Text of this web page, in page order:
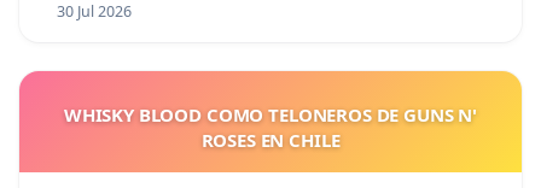
30 Jul 2026
WHISKY BLOOD COMO TELONEROS DE GUNS N'
ROSES EN CHILE